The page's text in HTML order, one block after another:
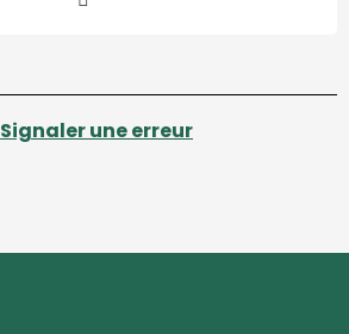
Signaler une erreur